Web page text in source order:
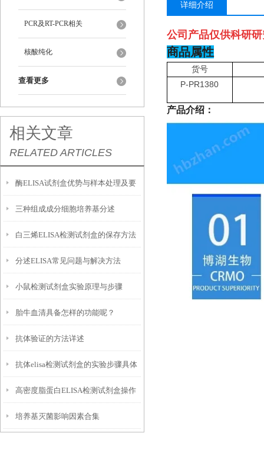
PCR及RT-PCR相关
核酸纯化
查看更多
相关文章
RELATED ARTICLES
酶ELISA试剂盒优势与样本处理及要
求
三种组成成分细胞培养基分述
白三烯ELISA检测试剂盒的保存方法
直接影响其检测的准确性
分述ELISA常见问题与解决方法
小鼠检测试剂盒实验原理与步骤
胎牛血清具备怎样的功能呢？
​抗体验证的方法详述
抗体elisa检测试剂盒的实验步骤具体
如下
高密度脂蛋白ELISA检测试剂盒操作
流程的方法
培养基灭菌影响因素合集
详细介绍
公司产品仅供科研
商品属性
货号
P-PR1380
产品介绍：